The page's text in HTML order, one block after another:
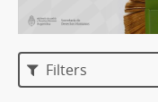
Filters